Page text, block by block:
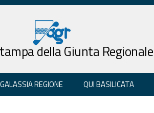
della Giunta Regionale
GALASSIA REGIONE QUI BASILICATA